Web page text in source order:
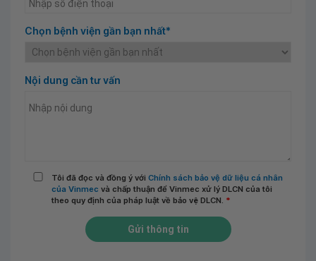
Chọn bệnh viện gần bạn nhất*
Nội dung cần tư vấn
Tôi đã đọc và đồng ý với Chính sách bảo vệ dữ liệu cá nhân
của Vinmec và chấp thuận để Vinmec xử lý DLCN của tôi
theo quy định của pháp luật về bảo vệ DLCN. *
Gửi thông tin